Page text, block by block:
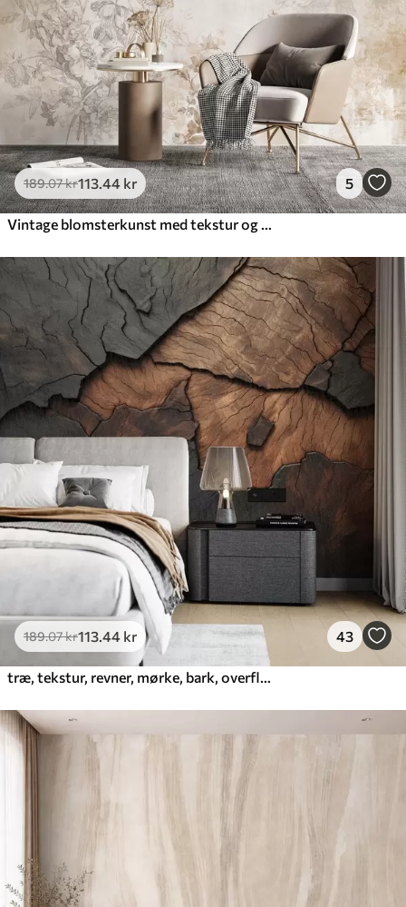
189.07kr113 .44 kr 5
189.07kr113 .44 kr 43